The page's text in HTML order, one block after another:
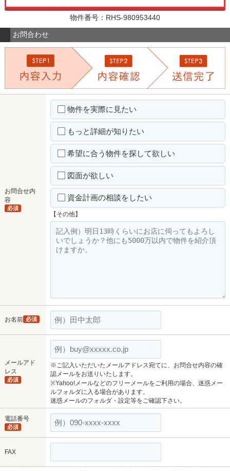
物件番号：RHS-980953440
お問合わせ
お問合せ内
容
必須
物件を実際に見たい
もっと詳細が知りたい
希望に合う物件を探して欲しい
図面が欲しい
資金計画の相談をしたい
【その他】
お名前 必須
メールアド
レス
必須
※ご記入いただいたメールアドレス宛てに、お問合せ内容の確
認メールをお送りいたします。
※Yahoo!メールなどのフリーメールをご利用の場合、迷惑メー
ルフォルダに入る場合があります。
迷惑メールのフォルダ・設定等をご確認下さい。
電話番号
必須
FAX